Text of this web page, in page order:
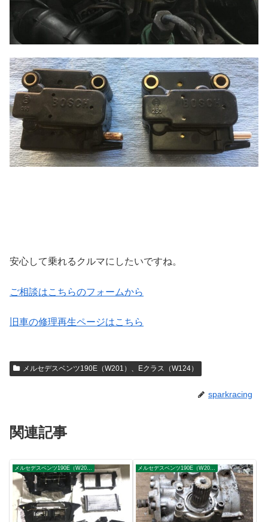
安心して乗れるクルマにしたいですね。
ご相談はこちらのフォームから
旧車の修理再生ページはこちら
メルセデスベンツ190E（W201）、Eクラス（W124）
sparkracing
関連記事
メルセデスベンツ190E（W201）、Eクラス（W124）